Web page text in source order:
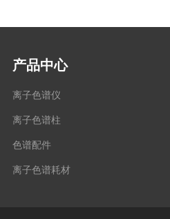
产品中心
离子色谱仪
离子色谱柱
色谱配件
离子色谱耗材